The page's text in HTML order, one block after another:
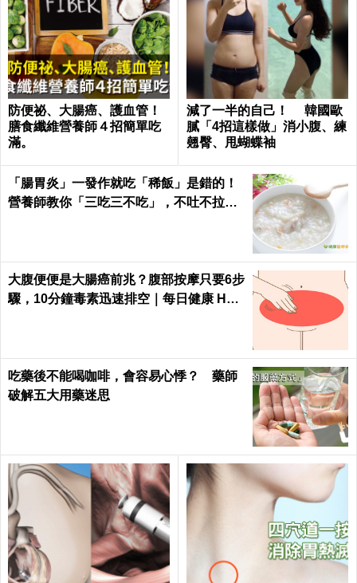
防便祕、大腸癌、護血管！
膳食纖維營養師４招簡單吃
滿。
減了一半的自己！ 韓國歐
膩「4招這樣做」消小腹、練
翹臀、甩蝴蝶袖
「腸胃炎」一發作就吃「稀飯」是錯的！
營養師教你「三吃三不吃」，不吐不拉、
大腹便便是大腸癌前兆？腹部按摩只要6步
驟，10分鐘毒素迅速排空｜每日健康 Heal
吃藥後不能喝咖啡，會容易心悸？ 藥師
破解五大用藥迷思